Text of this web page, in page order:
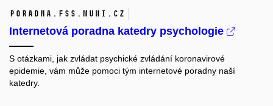
poradna.fss.muni.cz
Internetová poradna katedry psychologie
S otázkami, jak zvládat psychické zvládání koronavirové
epidemie, vám může pomoci tým internetové poradny naší
katedry.